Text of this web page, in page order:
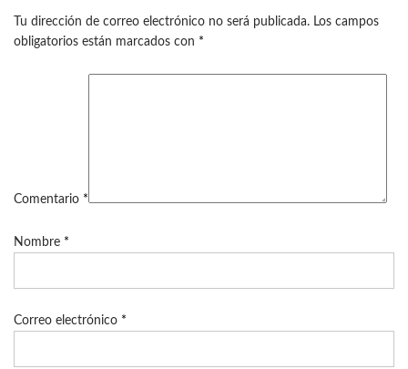
Tu dirección de correo electrónico no será publicada. Los campos
obligatorios están marcados con *
Comentario *
Nombre *
Correo electrónico *